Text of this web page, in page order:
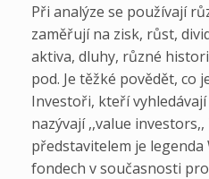
Při analýze se používají
zaměřují na zisk, růst,
aktiva, dluhy, různé
pod. Je těžké povědět, co
Investoři, kteří
nazývají ,,value investors,,
představitelem je
fondech v současnosti